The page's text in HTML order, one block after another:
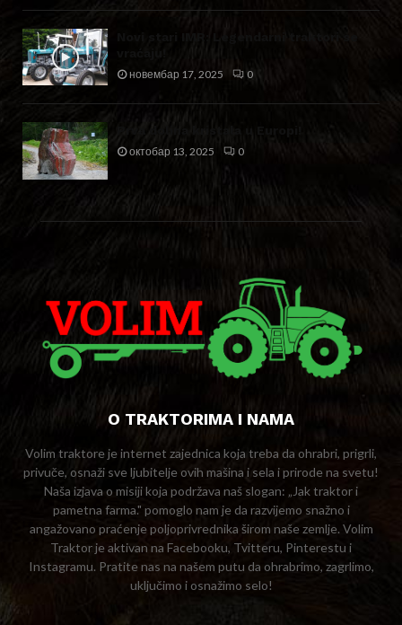
новембар 17, 2025 0
Prva dolina kristala u Europi!
октобар 13, 2025 0
O TRAKTORIMA I NAMA
Volim traktore je internet zajednica koja treba da ohrabri, prigrli,
privuče, osnaži sve ljubitelje ovih mašina i sela i prirode na svetu!
Naša izjava o misiji koja podržava naš slogan: „Jak traktor i
pametna farma." pomoglo nam je da razvijemo snažno i
angažovano praćenje poljoprivrednika širom naše zemlje. Volim
Traktor je aktivan na Facebooku, Tvitteru, Pinterestu i
Instagramu. Pratite nas na našem putu da ohrabrimo, zagrlimo,
uključimo i osnažimo selo!